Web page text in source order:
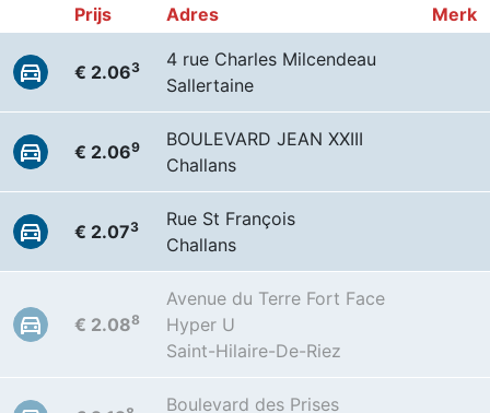
Prijs Adres Merk
€ 2.063
4 rue Charles Milcendeau
Sallertaine
€ 2.069
BOULEVARD JEAN XXIII
Challans
€ 2.073
Rue St François
Challans
€ 2.088
Avenue du Terre Fort Face
Hyper U
Saint-Hilaire-De-Riez
Boulevard des Prises